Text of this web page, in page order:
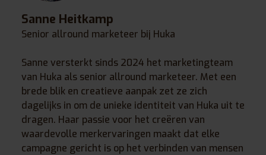
Sanne Heitkamp
Senior allround marketeer bij Huka
Sanne versterkt sinds 2024 het marketingteam
van Huka als senior allround marketeer. Met een
brede blik en creatieve aanpak zet ze zich
dagelijks in om de unieke identiteit van Huka uit te
dragen. Haar passie voor het creëren van
waardevolle merkervaringen maakt dat elke
campagne gericht is op het verbinden van mensen